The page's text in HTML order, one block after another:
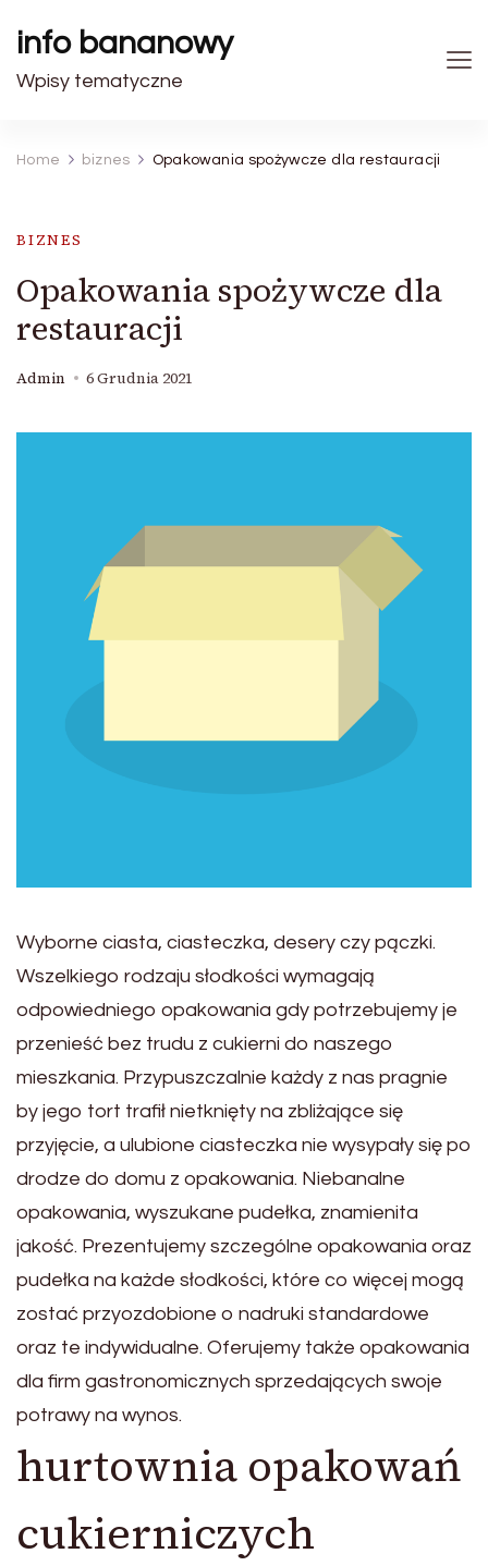
info bananowy
Wpisy tematyczne
Home biznes Opakowania spożywcze dla restauracji
BIZNES
Opakowania spożywcze dla
restauracji
Admin 6 Grudnia 2021
Wyborne ciasta, ciasteczka, desery czy pączki.
Wszelkiego rodzaju słodkości wymagają
odpowiedniego opakowania gdy potrzebujemy je
przenieść bez trudu z cukierni do naszego
mieszkania. Przypuszczalnie każdy z nas pragnie
by jego tort trafił nietknięty na zbliżające się
przyjęcie, a ulubione ciasteczka nie wysypały się po
drodze do domu z opakowania. Niebanalne
opakowania, wyszukane pudełka, znamienita
jakość. Prezentujemy szczególne opakowania oraz
pudełka na każde słodkości, które co więcej mogą
zostać przyozdobione o nadruki standardowe
oraz te indywidualne. Oferujemy także opakowania
dla firm gastronomicznych sprzedających swoje
potrawy na wynos.
hurtownia opakowań
cukierniczych